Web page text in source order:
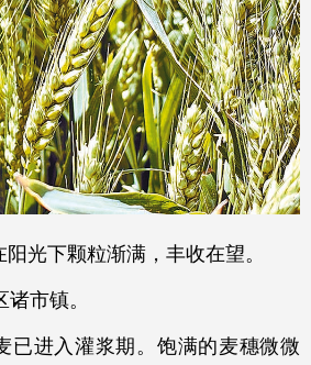
光下颗粒渐满，丰收在望。
市镇。
已进入灌浆期。饱满的麦穗微微